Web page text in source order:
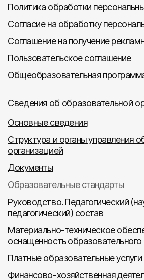
Политика обработки
Согласие на обработку
Соглашение на получение
Пользовательское соглашение
Общеобразовательная
Сведения об образовательной
Основные сведения
Структура и органы управления
организацией
Документы
Образовательные стандарты
Руководство. Педагогический
педагогический) состав
Материально-техническое
оснащенность
Платные образовательные услуги
Финансово-хозяйственная